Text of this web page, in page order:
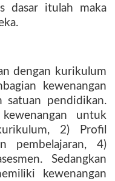
dasar itulah maka
dengan kurikulum
kewenangan
satuan pendidikan.
untuk
2) Prof
pembelajaran, 4)
Sedangkan
kewenangan